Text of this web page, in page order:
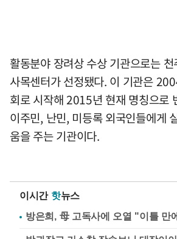
활동분야 장려상 수상 기관으로는
사목센터가 선정됐다. 이 기관은
회로 시작해 2015년 현재 명칭으로
이주민, 난민, 미등록 외국인들에게
움을 주는 기관이다.
이시간 핫뉴스
방은희, 母 고독사에 오열 "이틀 만